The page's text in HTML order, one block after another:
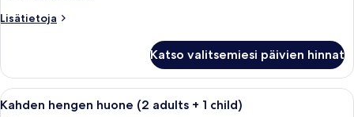
kuvat
Lisätietoja
Lisätietoja
huone
(2
adults)
Katso valitsemiesi päivien hinnat
Avaa
Parivuode kuviollisella
3
Kahden hengen huone (2 adults + 1 child)